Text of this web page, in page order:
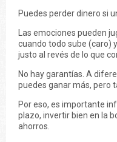
Puedes perder dinero si
Las emociones pueden
cuando todo sube (caro)
justo al revés de lo que
No hay garantías. A
puedes ganar más, pero
Por eso, es importante
plazo, invertir bien en la
ahorros.